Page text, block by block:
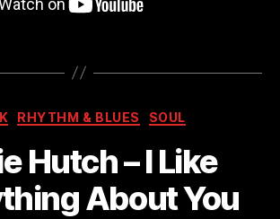
Kategorien
RHYTHM & BLUES SOUL
Hutch – I Like
About You